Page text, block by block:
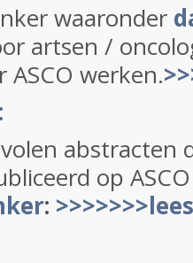
waaronder
artsen /
ASCO werken.
abstracten
op
: